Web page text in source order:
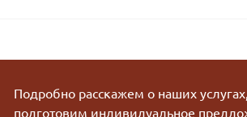
Подробно расскажем о наших
подготовим индивидуальное